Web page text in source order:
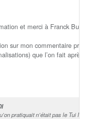
et merci à Franck
sur mon commentaire
que l’on fait après
pratiquait n’était pas le Tui